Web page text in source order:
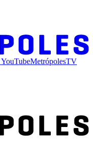
YouTubeMetrópolesTV